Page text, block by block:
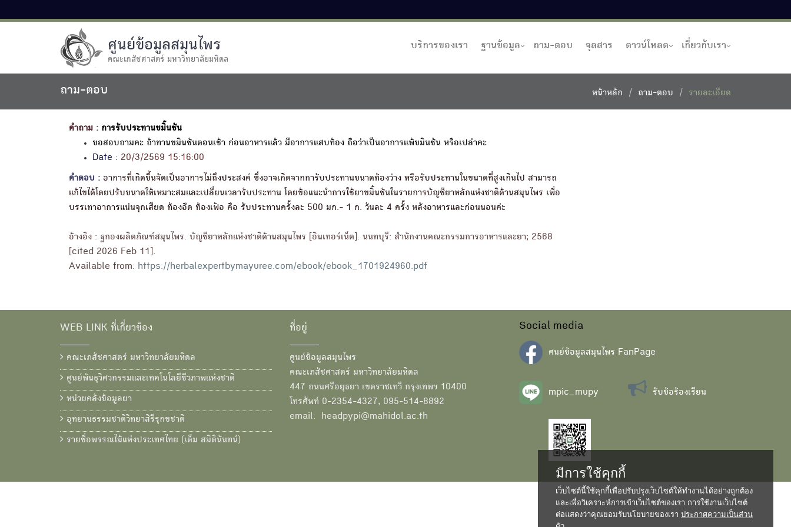
ศูนย์ข้อมูลสมุนไพร
คณะเภสัชศาสตร์ มหาวิทยาลัยมหิดล
บริการของเรา ฐานข้อมูล ถาม-ตอบ จุลสาร ดาวน์โหลด เกี่ยวกับเรา
ถาม-ตอบ หน้าหลัก ถาม-ตอบ รายละเอียด
คำถาม : การรับประทานขมิ้นชัน
ขอสอบถามคะ ถ้าทานขมินชันตอนเช้า ก่อนอาหารแล้ว มีอาการแสบท้อง ถือว่าเป็นอาการแพ้ขมินชัน หรือเปล่าคะ
Date : 20/3/2569 15:16:00
คำตอบ : อาการที่เกิดขึ้นจัดเป็นอาการไม่ถึงประสงค์ ซึ่งอาจเกิดจากการับประทานขนาดท้องว่าง หรือรับประทานในขนาดที่สูงเกินไป สามารถ
แก้ไขได้โดยปรับขนาดให้เหมาะสมและเปลี่ยนเวลารับประทาน โดยข้อแนะนำการใช้ยาขมิ้นชันในรายการบัญชียาหลักแห่งชาติด้านสมุนไพร เพื่อ
บรรเทาอาการแน่นจุกเสียด ท้องอืด ท้องเฟ้อ คือ รับประทานครั้งละ 500 มก.- 1 ก. วันละ 4 ครั้ง หลังอาหารและก่อนนอนค่ะ
อ้างอิง : ฐกองผลิตภัณฑ์สมุนไพร. บัญชียาหลักแห่งชาติด้านสมุนไพร [อินเทอร์เน็ต]. นนทบุรี: สำนักงานคณะกรรมการอาหารและยา; 2568
[cited 2026 Feb 11].
Available from: https://herbalexpertbymayuree.com/ebook/ebook_1701924960.pdf
WEB LINK ที่เกี่ยวข้อง
คณะเภสัชศาสตร์ มหาวิทยาลัยมหิดล
ศูนย์พันธุวิศวกรรมและเทคโนโลยีชีวภาพแห่งชาติ
หน่วยคลังข้อมูลยา
อุทยานธรรมชาติวิทยาสิรีรุกขชาติ
รายชื่อพรรณไม้แห่งประเทศไทย (เต็ม สมิตินันทน์)
ที่อยู่
ศูนย์ข้อมูลสมุนไพร
คณะเภสัชศาสตร์ มหาวิทยาลัยมหิดล
447 ถนนศรีอยุธยา เขตราชเทวี กรุงเทพฯ 10400
โทรศัพท์ 0-2354-4327, 095-514-8892
email: headpypi@mahidol.ac.th
Social media
ศนย์ข้อมูลสมุนไพร FanPage
mpic_mupy รับข้อร้องเรียน
มีการใช้คุกกี้
เว็บไซต์นี้ใช้คุกกี้เพื่อปรับปรุงเว็บไซต์ให้ทำงานได้อย่างถูกต้อง
และเพื่อวิเคราะห์การเข้าเว็บไซต์ของเรา การใช้งานเว็บไซต์
ต่อแสดงว่าคุณยอมรับนโยบายของเรา ประกาศความเป็นส่วน